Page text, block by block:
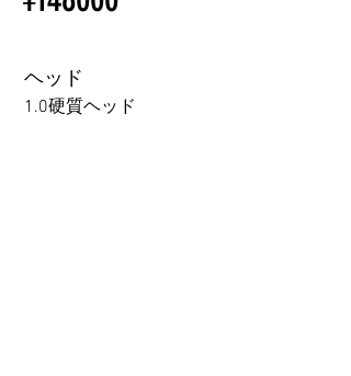
Other configurations are related
following webpage.
Beginner’s Purchase Guide
ヘッド
1.0硬質ヘッド